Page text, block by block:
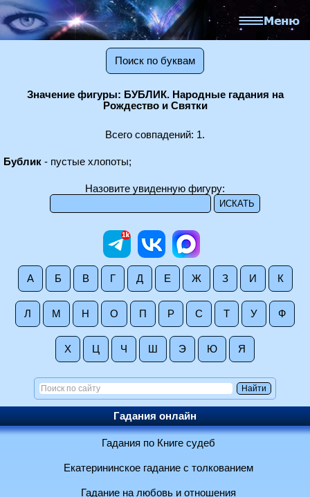
Поиск по буквам
Значение фигуры: БУБЛИК. Народные гадания на
Рождество и Святки
Всего совпадений: 1.
Бублик - пустые хлопоты;
Назовите увиденную фигуру:
А Б В Г Д Е Ж З И К
Л М Н О П Р С Т У Ф
Х Ц Ч Ш Э Ю Я
Гадания онлайн
Гадания по Книге судеб
Екатерининское гадание с толкованием
Гадание на любовь и отношения